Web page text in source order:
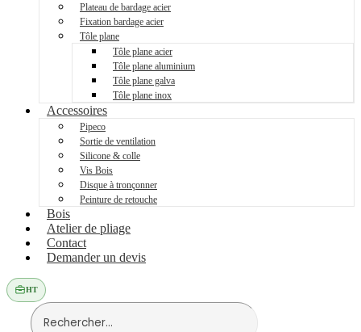
Plateau de bardage acier
Fixation bardage acier
Tôle plane
Tôle plane acier
Tôle plane aluminium
Tôle plane galva
Tôle plane inox
Accessoires
Pipeco
Sortie de ventilation
Silicone & colle
Vis Bois
Disque à tronçonner
Peinture de retouche
Bois
Atelier de pliage
Contact
Demander un devis
HT